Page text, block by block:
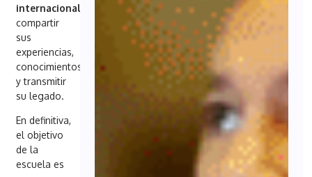
internacionales
puedan
compartir
sus
experiencias,
conocimientos
y transmitir
su legado.
En definitiva,
el objetivo
de la
escuela es